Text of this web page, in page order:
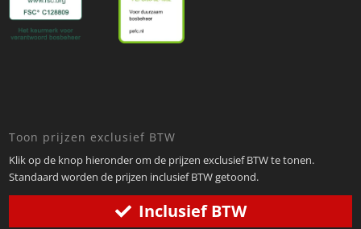
Toon prijzen exclusief BTW
Klik op de knop hieronder om de prijzen exclusief BTW te tonen.
Standaard worden de prijzen inclusief BTW getoond.
Inclusief BTW